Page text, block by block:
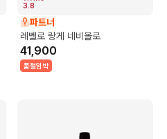
3.8
파트너
레벨로 랑게 네비올로
41,900
품절임박